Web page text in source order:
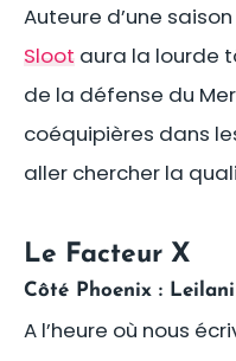
Auteure d’une
Sloot aura la lourde
de la défense du
coéquipières dans
aller chercher la
Le Facteur X
Côté Phoenix : Leilani
A l’heure où nous